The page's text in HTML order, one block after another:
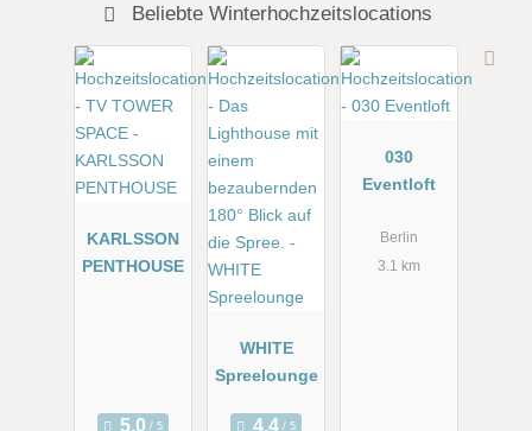
Beliebte Winterhochzeitslocations
KARLSSON
PENTHOUSE
WHITE
Spreelounge
030
Eventloft
Berlin
3.1 km